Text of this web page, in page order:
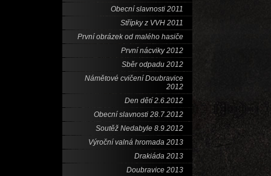
Obecní slavnosti 2011
Střípky z VVH 2011
První obrázek od malého hasiče
První nácviky 2012
Sběr odpadu 2012
Námětové cvičení Doubravice
2012
Den dětí 2.6.2012
Obecní slavnosti 28.7.2012
Soutěž Nedabyle 8.9.2012
Výroční valná hromada 2013
Drakiáda 2013
Doubravice 2013